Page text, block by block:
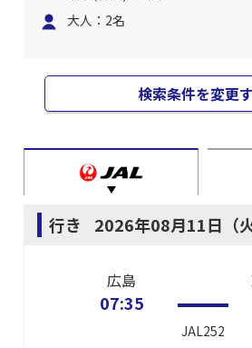
大人：2名
検索条件を変更
行き 2026年08月11日（火
広島
07:35
JAL252